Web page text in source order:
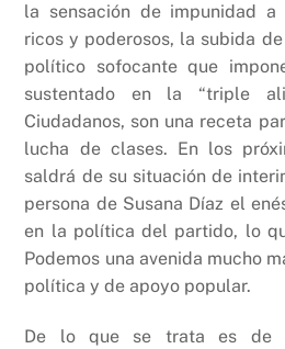
la sensación de impunidad
ricos y poderosos, la subida
político sofocante que
sustentado en la “triple
Ciudadanos, son una receta
lucha de clases. En los
saldrá de su situación de
persona de Susana Díaz el
en la política del partido, lo
Podemos una avenida mucho
política y de apoyo popular.
De lo que se trata es de